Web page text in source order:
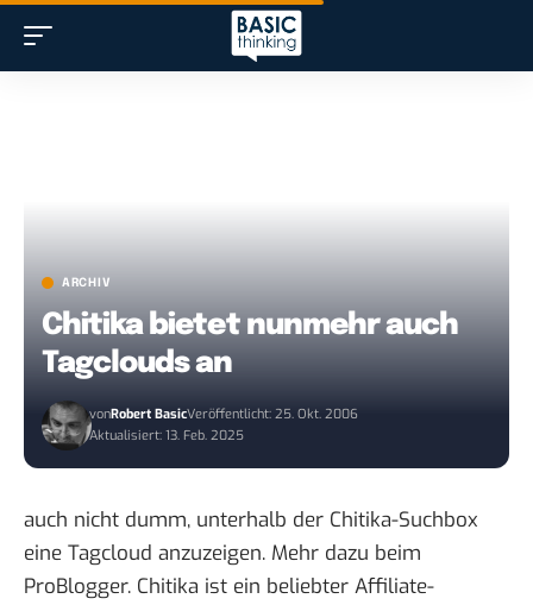
ARCHIV
Chitika bietet nunmehr auch
Tagclouds an
vonRobert BasicVeröffentlicht: 25. Okt. 2006
Aktualisiert: 13. Feb. 2025
auch nicht dumm, unterhalb der Chitika-Suchbox
eine Tagcloud anzuzeigen. Mehr dazu beim
ProBlogger. Chitika ist ein beliebter Affiliate-